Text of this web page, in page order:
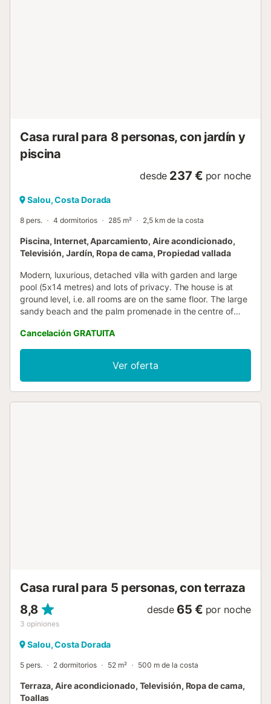
Casa rural para 8 personas, con jardín y
piscina
desde 237 € por noche
Salou, Costa Dorada
8 pers. 4 dormitorios 285 m² 2,5 km de la costa
Piscina, Internet, Aparcamiento, Aire acondicionado,
Televisión, Jardín, Ropa de cama, Propiedad vallada
Modern, luxurious, detached villa with garden and large
pool (5x14 metres) and lots of privacy. The house is at
ground level, i.e. all rooms are on the same floor. The large
sandy beach and the palm promenade in the centre of
Port Aventura, Ferrari Land, Aquapolis and Aquum Spa.
The villa has a spacious living room of approx. 55m2 and 4
large bedrooms between 16-25m2 and has a large garden
with terrace furniture and deckchairs, barbecue area and
beautiful trees. The villa is surrounded by an organic farm
Cancelación GRATUITA
Ver oferta
Casa rural para 5 personas, con terraza
8,8
3 opiniones
desde 65 € por noche
Salou, Costa Dorada
5 pers. 2 dormitorios 52 m² 500 m de la costa
Terraza, Aire acondicionado, Televisión, Ropa de cama,
Toallas